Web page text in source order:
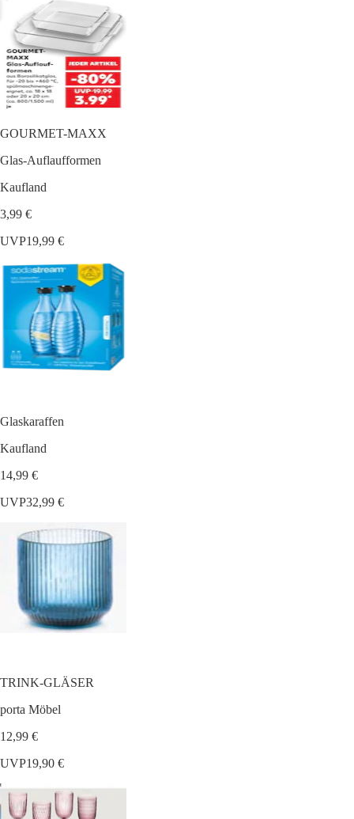
GOURMET-MAXX
Glas-Auflaufformen
Kaufland
3,99 €
UVP19,99 €
Glaskaraffen
Kaufland
14,99 €
UVP32,99 €
TRINK-GLÄSER
porta Möbel
12,99 €
UVP19,90 €